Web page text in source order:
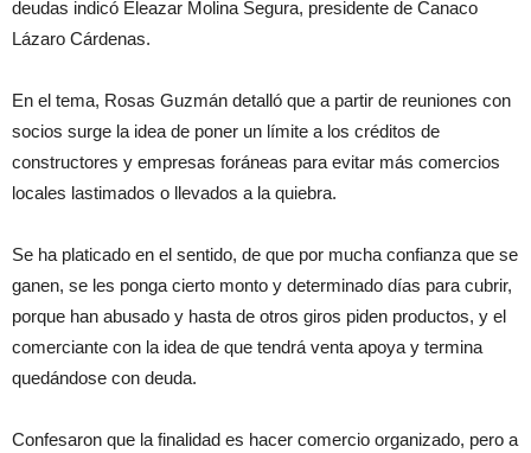
deudas indicó Eleazar Molina Segura, presidente de Canaco
Lázaro Cárdenas.
En el tema, Rosas Guzmán detalló que a partir de reuniones con
socios surge la idea de poner un límite a los créditos de
constructores y empresas foráneas para evitar más comercios
locales lastimados o llevados a la quiebra.
Se ha platicado en el sentido, de que por mucha confianza que se
ganen, se les ponga cierto monto y determinado días para cubrir,
porque han abusado y hasta de otros giros piden productos, y el
comerciante con la idea de que tendrá venta apoya y termina
quedándose con deuda.
Confesaron que la finalidad es hacer comercio organizado, pero a